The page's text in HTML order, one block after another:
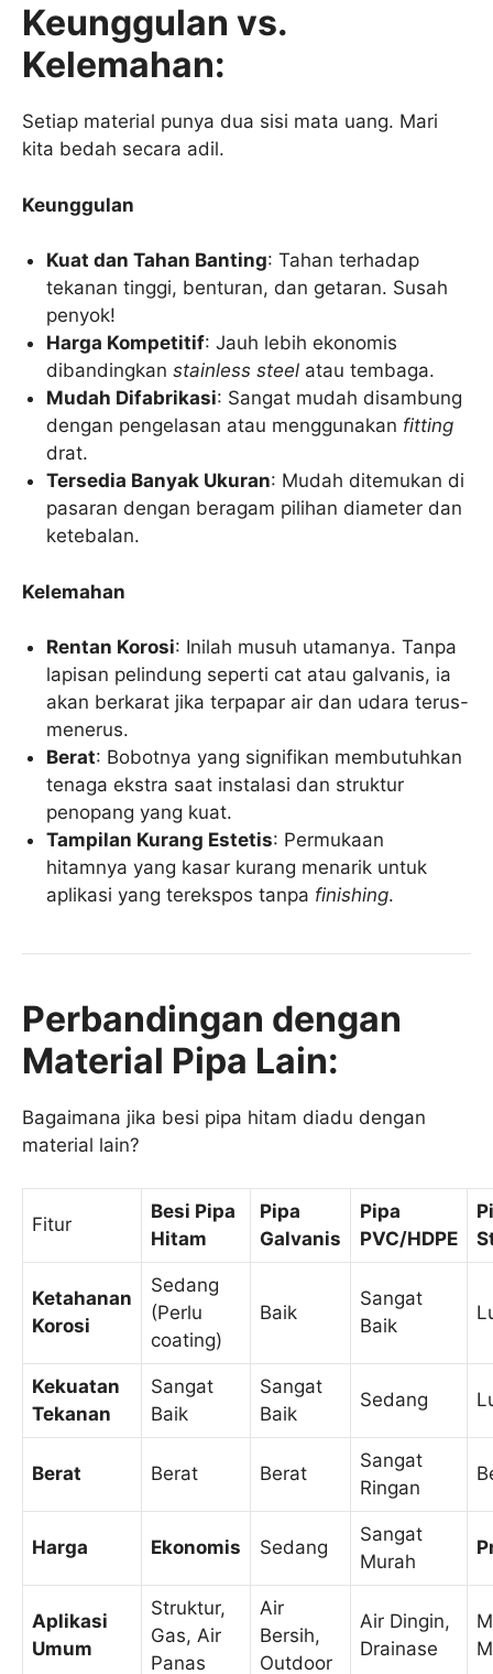
Keunggulan vs.
Kelemahan:
Setiap material punya dua sisi mata uang. Mari
kita bedah secara adil.
Keunggulan
Kuat dan Tahan Banting: Tahan terhadap
tekanan tinggi, benturan, dan getaran. Susah
penyok!
Harga Kompetitif: Jauh lebih ekonomis
dibandingkanstainless steel atau tembaga.
Mudah Difabrikasi: Sangat mudah disambung
dengan pengelasan atau menggunakan fitting
drat.
Tersedia Banyak Ukuran: Mudah ditemukan di
pasaran dengan beragam pilihan diameter dan
ketebalan.
Kelemahan
Rentan Korosi: Inilah musuh utamanya. Tanpa
lapisan pelindung seperti cat atau galvanis, ia
akan berkarat jika terpapar air dan udara terus-
menerus.
Berat: Bobotnya yang signifikan membutuhkan
tenaga ekstra saat instalasi dan struktur
penopang yang kuat.
Tampilan Kurang Estetis: Permukaan
hitamnya yang kasar kurang menarik untuk
aplikasi yang terekspos tanpa finishing.
Perbandingan dengan
Material Pipa Lain:
Bagaimana jika besi pipa hitam diadu dengan
material lain?
Fitur
Besi Pipa
Hitam
Pipa
Galvanis
Pipa
PVC/HDPE
Ketahanan
Korosi
Sedang
(Perlu
coating)
Baik
Sangat
Baik
Kekuatan
Tekanan
Sangat
Baik
Sangat
Baik
Sedang
Berat Berat Berat
Sangat
Ringan
Harga Ekonomis Sedang
Sangat
Murah
Aplikasi
Umum
Struktur,
Gas, Air
Panas
Air
Bersih,
Outdoor
Air Dingin,
Drainase